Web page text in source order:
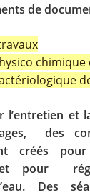
de
chimique
l’entretien et
des
créés pour
et pour
Des